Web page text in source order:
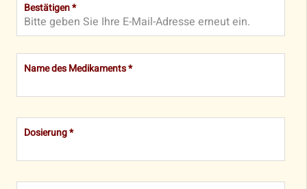
Bestätigen *
Name des Medikaments *
Dosierung *